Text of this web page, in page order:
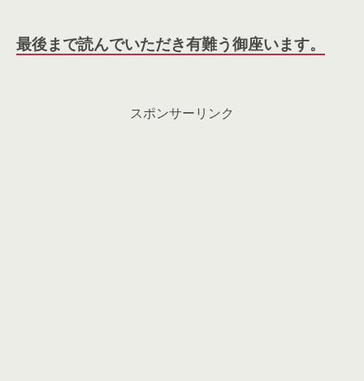
最後まで読んでいただき有難う御座います。
スポンサーリンク